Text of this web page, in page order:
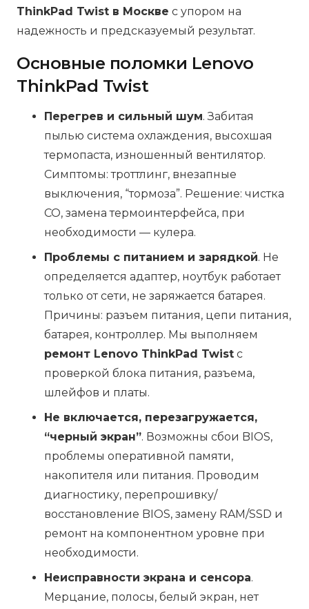
ThinkPad Twist в Москве с упором на
надежность и предсказуемый результат.
Основные поломки Lenovo
ThinkPad Twist
Перегрев и сильный шум. Забитая
пылью система охлаждения, высохшая
термопаста, изношенный вентилятор.
Симптомы: троттлинг, внезапные
выключения, “тормоза”. Решение: чистка
СО, замена термоинтерфейса, при
необходимости — кулера.
Проблемы с питанием и зарядкой. Не
определяется адаптер, ноутбук работает
только от сети, не заряжается батарея.
Причины: разъем питания, цепи питания,
батарея, контроллер. Мы выполняем
ремонт Lenovo ThinkPad Twist с
проверкой блока питания, разъема,
шлейфов и платы.
Не включается, перезагружается,
“черный экран”. Возможны сбои BIOS,
проблемы оперативной памяти,
накопителя или питания. Проводим
диагностику, перепрошивку/
восстановление BIOS, замену RAM/SSD и
ремонт на компонентном уровне при
необходимости.
Неисправности экрана и сенсора.
Мерцание, полосы, белый экран, нет